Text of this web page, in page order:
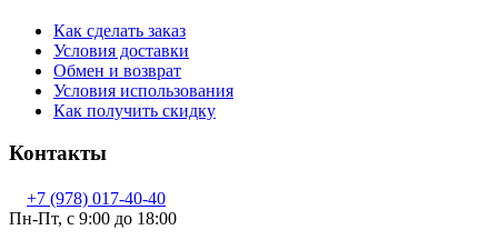
Как сделать заказ
Условия доставки
Обмен и возврат
Условия использования
Как получить скидку
Контакты
+7 (978) 017-40-40
Пн-Пт, c 9:00 до 18:00